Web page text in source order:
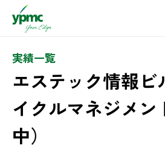
実績一覧
エステック情報ビ
イクルマネジメン
中）